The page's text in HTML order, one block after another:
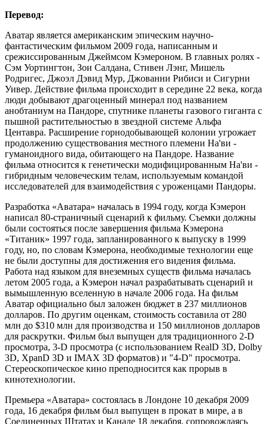
Перевод:
Аватар является американским эпическим научно-
фантастическим фильмом 2009 года, написанным и
срежиссированным Джеймсом Кэмероном. В главных ролях -
Сэм Уортингтон, Зои Салдана, Стивен Лэнг, Мишель
Родригес, Джоэл Дэвид Мур, Джованни Рибиси и Сигурни
Уивер. Действие фильма происходит в середине 22 века, когда
люди добывают драгоценный минерал под названием
анобтаниум на Пандоре, спутнике планеты газового гиганта с
пышной растительностью в звездной системе Альфа
Центавра. Расширение горнодобывающей колонии угрожает
продолжению существования местного племени На'ви -
гуманоидного вида, обитающего на Пандоре. Название
фильма относится к генетически модифицированным На'ви -
гибридным человеческим телам, используемым командой
исследователей для взаимодействия с уроженцами Пандоры.
Разработка «Аватара» началась в 1994 году, когда Кэмерон
написал 80-страничный сценарий к фильму. Съемки должны
были состояться после завершения фильма Кэмерона
«Титаник» 1997 года, запланированного к выпуску в 1999
году, но, по словам Кэмерона, необходимые технологии еще
не были доступны для достижения его видения фильма.
Работа над языком для внеземных существ фильма началась
летом 2005 года, а Кэмерон начал разрабатывать сценарий и
вымышленную вселенную в начале 2006 года. На фильм
Аватар официально был заложен бюджет в 237 миллионов
долларов. По другим оценкам, стоимость составила от 280
млн до $310 млн для производства и 150 миллионов долларов
для раскрутки. Фильм был выпущен для традиционного 2-D
просмотра, 3-D просмотра (с использованием RealD 3D, Dolby
3D, XpanD 3D и IMAX 3D форматов) и "4-D" просмотра.
Стереоскопическое кино преподносится как прорыв в
кинотехнологии.
Премьера «Аватара» состоялась в Лондоне 10 декабря 2009
года, 16 декабря фильм был выпущен в прокат в мире, а в
Соединенных Штатах и Канаде 18 декабря, сопровождаясь